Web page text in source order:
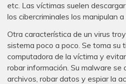
etc. Las víctimas suelen
los cibercriminales los manipulan a
Otra característica de un virus
sistema poco a poco. Se toma su
computadora de la víctima y
robar información. Su malware se
archivos, robar datos y espiar la